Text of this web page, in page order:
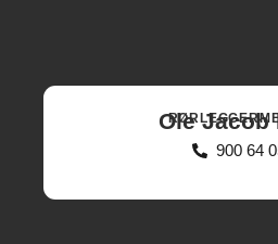
Ole Jacob
900 64